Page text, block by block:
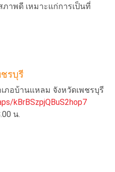
าพดี เหมาะแก่การเป็นที่
รบุรี
ภอบ้านแหลม จังหวัดเพชรบุรี
kBrBSzpjQBuS2hop7
น.